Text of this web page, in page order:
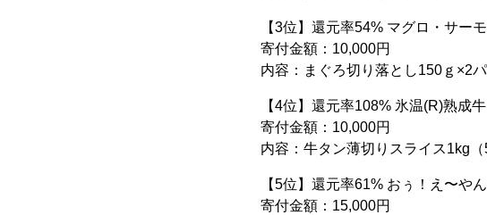
【3位】還元率54% マグロ・サー
寄付金額：10,000円
内容：まぐろ切り落とし150ｇ×2
【4位】還元率108% 氷温(R)熟成
寄付金額：10,000円
内容：牛タン薄切りスライス1kg（
【5位】還元率61% おぅ！え〜や
寄付金額：15,000円